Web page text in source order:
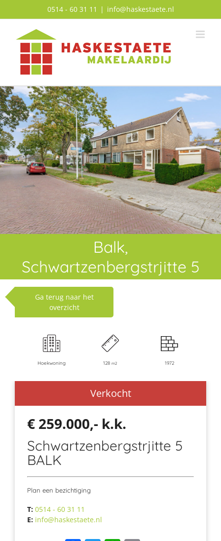
0514 - 60 31 11 | info@haskestaete.nl
Balk,
Schwartzenbergstrjitte 5
Ga terug naar het
overzicht
Hoekwoning 128m2 1972
Verkocht
€ 259.000,- k.k.
Schwartzenbergstrjitte 5
BALK
Plan een bezichtiging
T: 0514 - 60 31 11
E: info@haskestaete.nl